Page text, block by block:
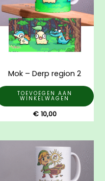
Mok – Derp region 2
TOEVOEGEN AAN
WINKELWAGEN
€10,00